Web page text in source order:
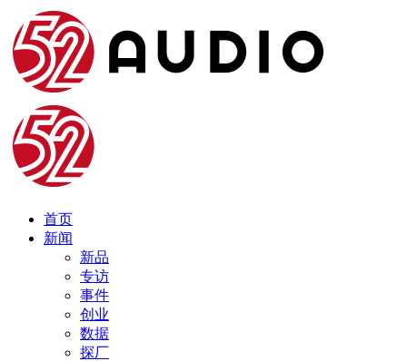
首页
新闻
新品
专访
事件
创业
数据
探厂